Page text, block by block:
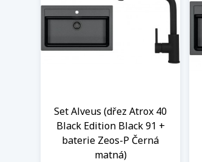
Set Alveus (dřez Atrox 40
Black Edition Black 91 +
baterie Zeos-P Černá
matná)